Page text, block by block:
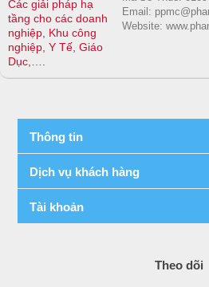
Các giải pháp hạ
tầng cho các doanh
nghiệp, Khu công
nghiệp, Y Tế, Giáo
Dục,….
Email:
Website:
Thông tin
Dịch vụ khách hàng
Tài khoản
Theo dõi